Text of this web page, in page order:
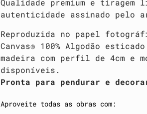
Qualidade premium e
autenticidade assinado pelo
Reproduzida no papel
Canvas® 100% Algodão
madeira com perfil de 4cm e
disponíveis.
Pronta para pendurar e
Aproveite todas as obras com: